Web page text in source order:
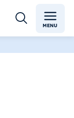
MENU